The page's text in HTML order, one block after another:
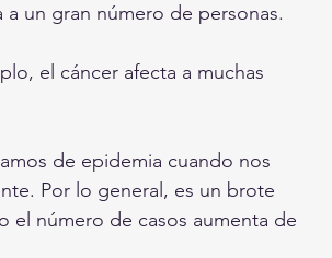
un gran número de personas.
el cáncer afecta a muchas
de epidemia cuando nos
Por lo general, es un brote
el número de casos aumenta de